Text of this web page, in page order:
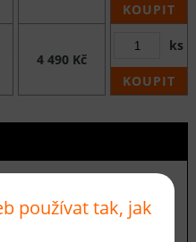
KOUPIT
4 490 Kč
ks
KOUPIT
vláken o
1350 g / m2. Koberce
vysokou odolností proti
používat tak, jak